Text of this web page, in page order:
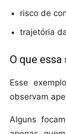
risco de
trajetória
O que
Esse
observam
Alguns